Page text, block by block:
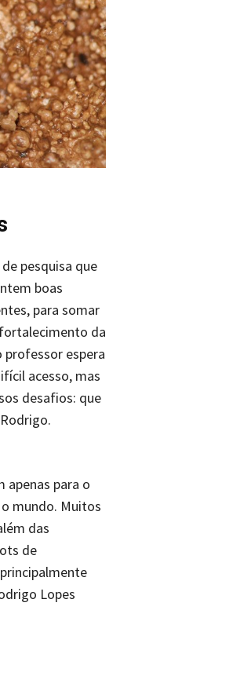
pesquisa que
boas
para somar
da
espera
acesso, mas
desafios: que
apenas para o
mundo. Muitos
das
de
Lopes